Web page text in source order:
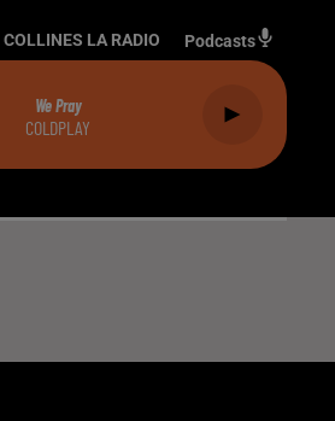
COLLINES LA RADIO Podcasts
We Pray
COLDPLAY